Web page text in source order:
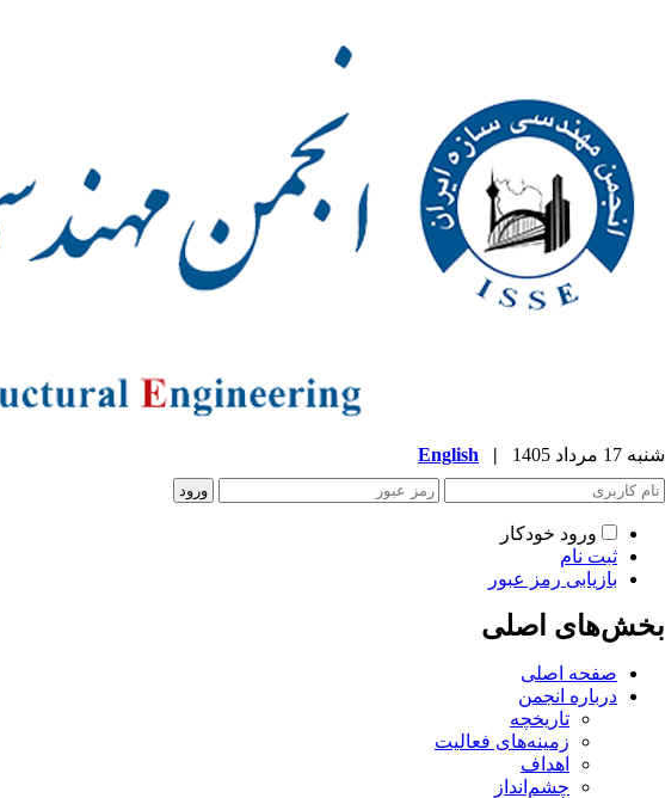
شنبه 17 مرداد 1405 |
English
ورود خودکار
ثبت نام
بازیابی رمز عبور
بخش‌های اصلی
صفحه اصلی
درباره انجمن
تاریخچه
زمینه‌های فعالیت
اهداف
چشم‌انداز